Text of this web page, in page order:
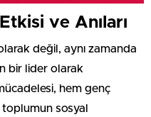
ve Anıları
değil, aynı zamanda
bir lider olarak
hem genç
sosyal